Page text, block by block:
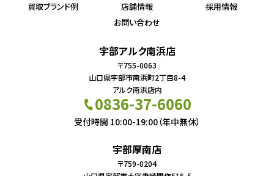
買取ブランド例
店舗情報
採用情報
お問い合わせ
宇部アルク南浜店
〒755-0063
山口県宇部市南浜町2丁目8-4
アルク南浜店内
0836-37-6060
受付時間 10:00-19:00（年中無休）
宇部厚南店
〒759-0204